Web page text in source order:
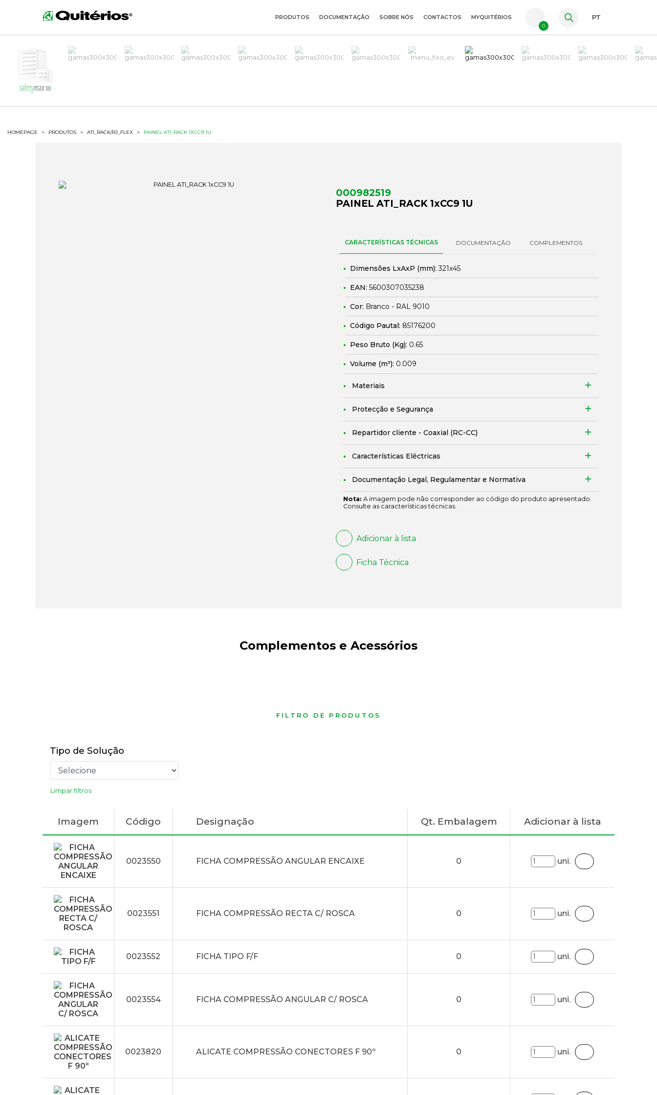
ES
PRODUTOS DOCUMENTAÇÃO SOBRE NÓS CONTACTOS MYQUITÉRIOS
0
PT
HOMEPAGE > PRODUTOS > ATI_RACK/RJ_FLEX > PAINEL ATI_RACK 1XCC9 1U
000982519
PAINEL ATI_RACK 1xCC9 1U
CARACTERÍSTICAS TÉCNICAS DOCUMENTAÇÃO COMPLEMENTOS
Dimensões LxAxP (mm):321x45
EAN: 5600307035238
Cor: Branco - RAL 9010
Código Pautal: 85176200
Peso Bruto (Kg): 0.65
Volume (m³): 0.009
Materiais
Protecção e Segurança
Repartidor cliente - Coaxial (RC-CC)
Características Eléctricas
Documentação Legal, Regulamentar e Normativa
Nota: A imagem pode não corresponder ao código do produto apresentado.
Consulte as características técnicas.
Adicionar à lista
Ficha Técnica
Complementos e Acessórios
FILTRO DE PRODUTOS
Tipo de Solução
Limpar filtros
Imagem Código Designação Qt. Embalagem Adicionar à lista
0023550 FICHA COMPRESSÃO ANGULAR ENCAIXE 0 uni.
0023551 FICHA COMPRESSÃO RECTA C/ ROSCA 0 uni.
0023552 FICHA TIPO F/F 0 uni.
0023554 FICHA COMPRESSÃO ANGULAR C/ ROSCA 0 uni.
0023820 ALICATE COMPRESSÃO CONECTORES F 90º 0 uni.